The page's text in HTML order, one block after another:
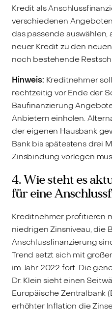
Kredit als
verschiedenen
das passende
neuer Kredit zu den
noch bestehende
Hinweis: Kreditnehmer
rechtzeitig vor Ende der
Baufinanzierung
Anbietern einholen.
der eigenen Hausbank
Bank bis spätestens drei
Zinsbindung vorlegen
4. Wie steht es
für eine
Kreditnehmer profitieren
niedrigen Zinsniveau, die
Anschlussfinanzierung
Trend setzt sich mit
im Jahr 2022 fort. Die
Dr. Klein sieht einen
Europäische Zentralbank
erhöhter Inflation die